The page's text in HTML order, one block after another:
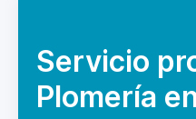
Servicio
Plomería